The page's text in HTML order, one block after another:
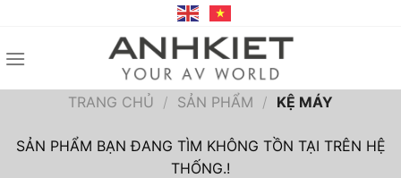
nội
TRANG CHỦ / SẢN PHẨM / KỆ MÁY
SẢN PHẨM BẠN ĐANG TÌM KHÔNG TỒN TẠI TRÊN HỆ
THỐNG.!